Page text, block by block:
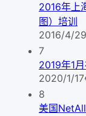
2016年上
图）培训
2016/4/29
7
2019年1
2020/1/17
8
美国